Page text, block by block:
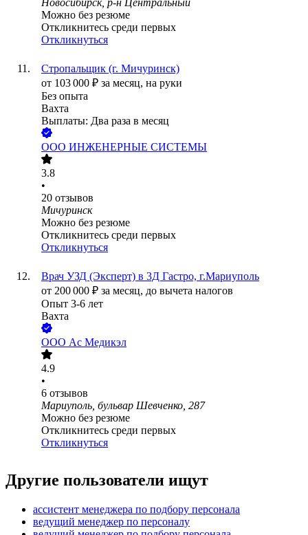
Новосибирск, р-н Центральный
Можно без резюме
Откликнитесь среди первых
Откликнуться
Стропальщик (г. Мичуринск)
от 103 000 ₽ за месяц, на руки
Без опыта
Вахта
Выплаты: Два раза в месяц
ООО ИНЖЕНЕРНЫЕ СИСТЕМЫ
3.8
•
20 отзывов
Мичуринск
Можно без резюме
Откликнитесь среди первых
Откликнуться
Врач УЗД (Эксперт) в 3Д Гастро, г.Мариуполь
от 200 000 ₽ за месяц, до вычета налогов
Опыт 3-6 лет
Вахта
ООО Ас Медикэл
4.9
•
6 отзывов
Мариуполь, бульвар Шевченко, 287
Можно без резюме
Откликнитесь среди первых
Откликнуться
Другие пользователи ищут
ассистент менеджера по подбору персонала
ведущий менеджер по персоналу